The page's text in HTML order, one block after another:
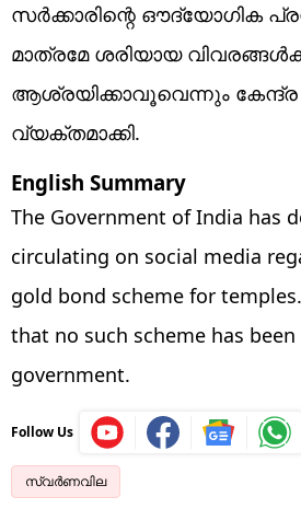
സര്‍ക്കാരിന്റെ ഔദ്യോഗിക
മാത്രമേ ശരിയായ
ആശ്രയിക്കാവൂവെന്നും
വ്യക്തമാക്കി.
English Summary
The Government of India has
circulating on social media
gold bond scheme for
that no such scheme has
government.
Follow Us
സ്വർണവില